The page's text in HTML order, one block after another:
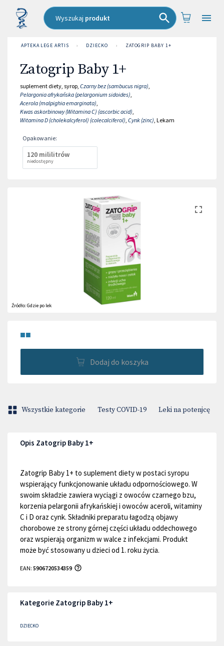
Wyszukaj produkt
APTEKA LEGE ARTIS › DZIECKO › ZATOGRIP BABY 1+
Zatogrip Baby 1+
suplement diety, syrop, Czarny bez (sambucus nigra),
Pelargonia afrykańska (pelargonium sidoides),
Acerola (malpighia emarginata),
Kwas askorbinowy (Witamina C) (ascorbic acid),
Witamina D (cholekalcyferol) (colecalciferol), Cynk (zinc), Lekam
Opakowanie:
120 mililitrów
niedostępny
Źródło:Gdzie po lek
■■
Dodaj do koszyka
Wszystkie kategorie Testy COVID-19 Leki na potenjcę
Opis Zatogrip Baby 1+
Zatogrip Baby 1+ to suplement diety w postaci syropu
wspierający funkcjonowanie układu odpornościowego. W
swoim składzie zawiera wyciągi z owoców czarnego bzu,
korzenia pelargonii afrykańskiej i owoców aceroli, witaminy
C i D oraz cynk. Składniki preparatu łagodzą objawy
chorobowe ze strony górnej części układu oddechowego
oraz wspierają organizm w walce z infekcjami. Produkt
może być stosowany u dzieci od 1. roku życia.
EAN: 5906720534359
Kategorie Zatogrip Baby 1+
DZIECKO